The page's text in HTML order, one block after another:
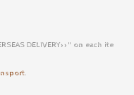
DELIVERY>>" on each ite
.